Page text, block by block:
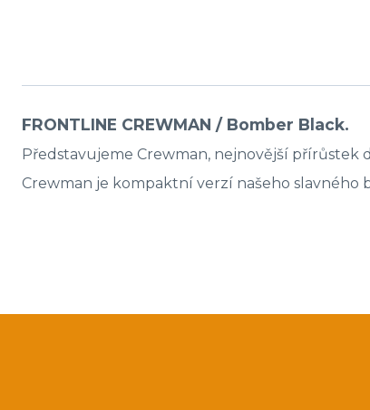
FRONTLINE CREWMAN / Bomber Black.
Představujeme Crewman, nejnovější přírůstek
Crewman je kompaktní verzí našeho slavného